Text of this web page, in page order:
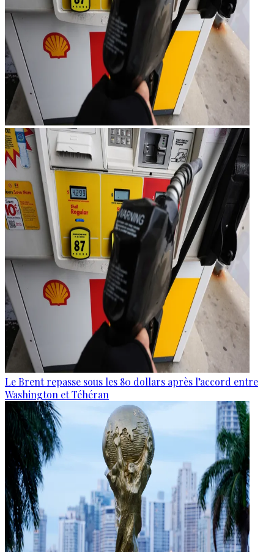
Le Brent repasse sous les 80 dollars après l’accord entre
Washington et Téhéran